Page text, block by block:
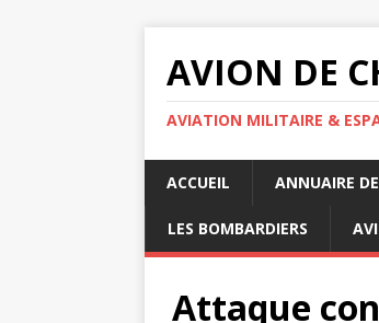
AVION DE
AVIATION MILITAIRE &
ACCUEIL ANNUAIRE
LES BOMBARDIERS
Attaque